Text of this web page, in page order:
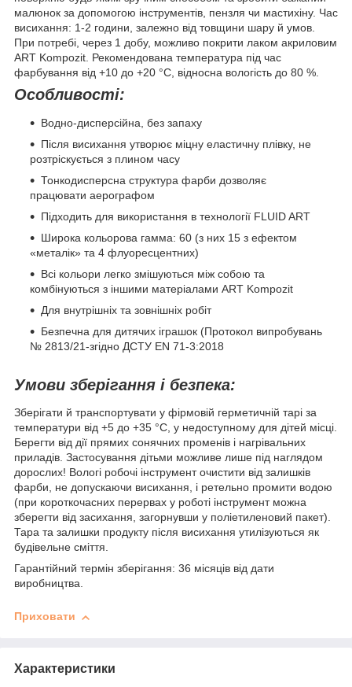
малюнок за допомогою інструментів, пензля чи мастихіну. Час
висихання: 1-2 години, залежно від товщини шару й умов.
При потребі, через 1 добу, можливо покрити лаком акриловим
ART Kompozit. Рекомендована температура під час
фарбування від +10 до +20 °С, відносна вологість до 80 %.
Особливості:
Водно-дисперсійна, без запаху
Після висихання утворює міцну еластичну плівку, не
розтріскується з плином часу
Тонкодисперсна структура фарби дозволяє
працювати аерографом
Підходить для використання в технології FLUID ART
Широка кольорова гамма: 60 (з них 15 з ефектом
«металік» та 4 флуоресцентних)
Всі кольори легко змішуються між собою та
комбінуються з іншими матеріалами ART Kompozit
Для внутрішніх та зовнішніх робіт
Безпечна для дитячих іграшок (Протокол випробувань
№ 2813/21-згідно ДСТУ EN 71-3:2018
Умови зберігання і безпека:
Зберігати й транспортувати у фірмовій герметичній тарі за
температури від +5 до +35 °С, у недоступному для дітей місці.
Берегти від дії прямих сонячних променів і нагрівальних
приладів. Застосування дітьми можливе лише під наглядом
дорослих! Вологі робочі інструмент очистити від залишків
фарби, не допускаючи висихання, і ретельно промити водою
(при короткочасних перервах у роботі інструмент можна
зберегти від засихання, загорнувши у поліетиленовий пакет).
Тара та залишки продукту після висихання утилізуються як
будівельне сміття.
Гарантійний термін зберігання: 36 місяців від дати
виробництва.
Приховати
Характеристики